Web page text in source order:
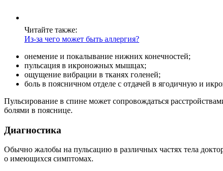
Читайте также:
Из-за чего может быть аллергия?
онемение и покалывание нижних конечностей;
пульсация в икроножных мышцах;
ощущение вибрации в тканях голеней;
боль в поясничном отделе с отдачей в ягодичную и
Пульсирование в спине может сопровождаться
болями в пояснице.
Диагностика
Обычно жалобы на пульсацию в различных частях тела
о имеющихся симптомах.